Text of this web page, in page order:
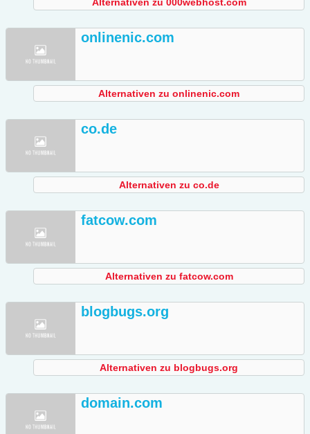
onlinenic.com
Alternativen zu onlinenic.com
co.de
Alternativen zu co.de
fatcow.com
Alternativen zu fatcow.com
blogbugs.org
Alternativen zu blogbugs.org
domain.com